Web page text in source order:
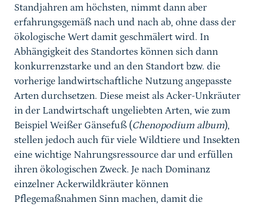
Standjahren am höchsten, nimmt dann aber
erfahrungsgemäß nach und nach ab, ohne dass der
ökologische Wert damit geschmälert wird. In
Abhängigkeit des Standortes können sich dann
konkurrenzstarke und an den Standort bzw. die
vorherige landwirtschaftliche Nutzung angepasste
Arten durchsetzen. Diese meist als Acker-Unkräuter
in der Landwirtschaft ungeliebten Arten, wie zum
Beispiel Weißer Gänsefuß (Chenopodium album),
stellen jedoch auch für viele Wildtiere und Insekten
eine wichtige Nahrungsressource dar und erfüllen
ihren ökologischen Zweck. Je nach Dominanz
einzelner Ackerwildkräuter können
Pflegemaßnahmen Sinn machen, damit die